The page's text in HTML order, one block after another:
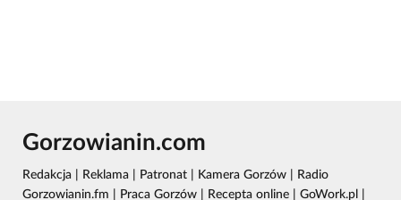
Gorzowianin.com
Redakcja Reklama Patronat Kamera Gorzów
Radio
Gorzowianin.fm
Praca Gorzów Recepta online GoWork.pl